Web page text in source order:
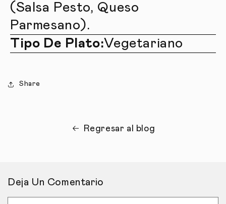
(salsa Pesto, Queso
Parmesano).
Tipo De Plato:Vegetariano
Share
Regresar al blog
Deja Un Comentario